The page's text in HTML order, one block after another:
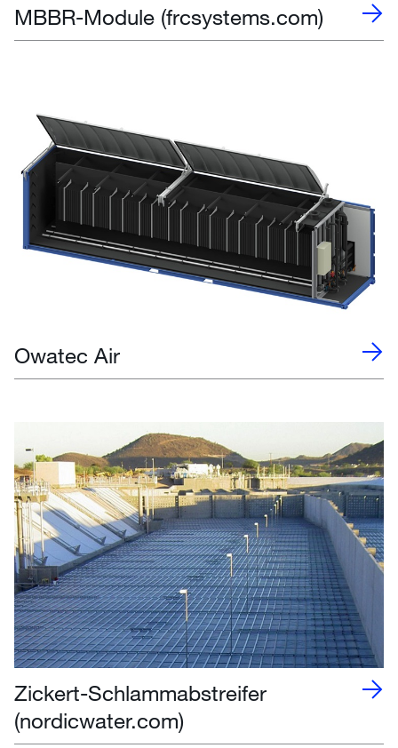
MBBR-Module (frcsystems.com)
Owatec Air
Zickert-Schlammabstreifer
(nordicwater.com)